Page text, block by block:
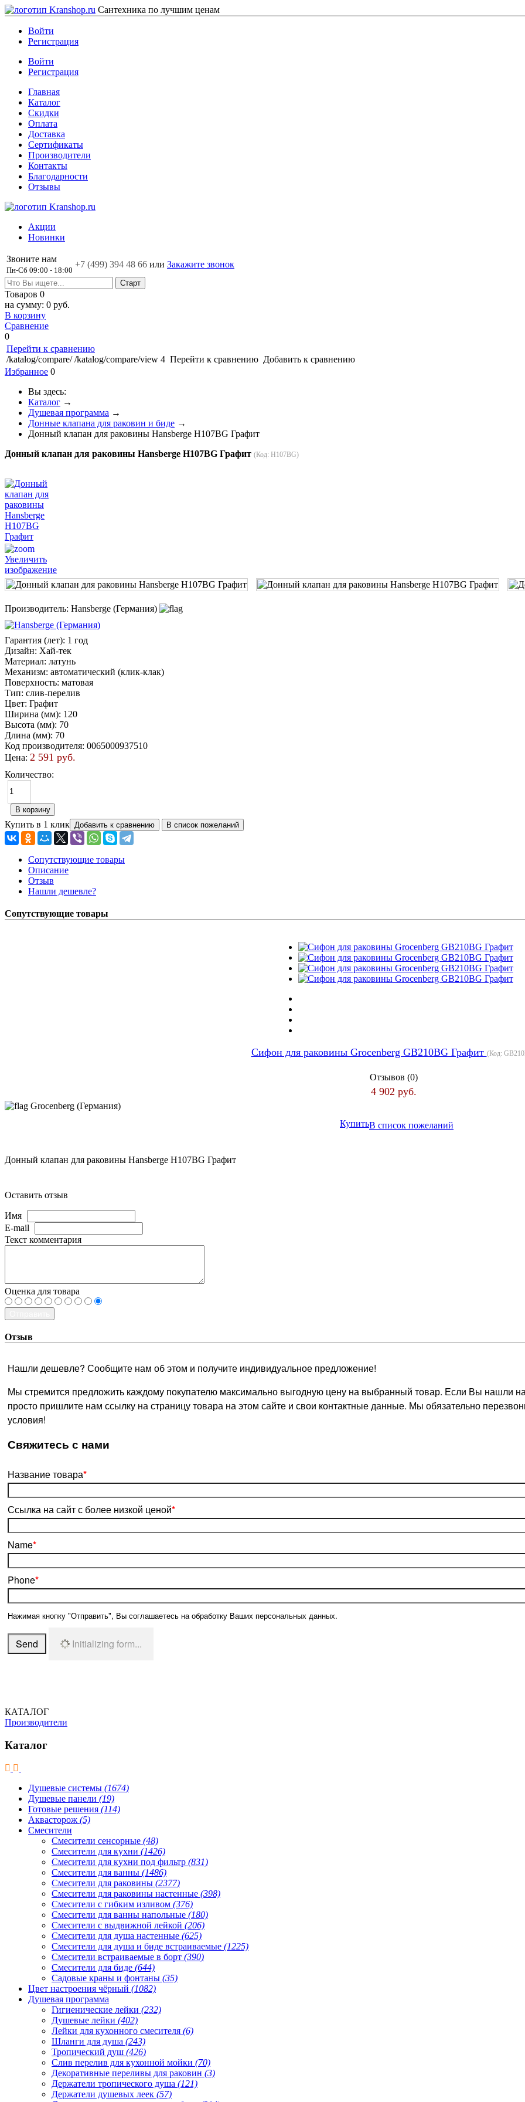
Сантехника по лучшим ценам
Войти
Регистрация
Войти
Регистрация
Главная
Каталог
Скидки
Оплата
Доставка
Сертификаты
Производители
Контакты
Благодарности
Отзывы
Акции
Новинки
Звоните нам
Пн-Сб 09:00 - 18:00
+7 (499) 394 48 66 или Закажите звонок
Товаров 0
на сумму: 0 руб.
В корзину
Сравнение
0
Перейти к сравнению
/katalog/compare/ /katalog/compare/view 4 Перейти к сравнению Добавить к сравнению
Избранное 0
Вы здесь:
Каталог →
Душевая программа →
Донные клапана для раковин и биде →
Донный клапан для раковины Hansberge H107BG Графит
Донный клапан для раковины Hansberge H107BG Графит (Код: H107BG)
Увеличить
изображение
Производитель: Hansberge (Германия)
Гарантия (лет): 1 год
Дизайн: Хай-тек
Материал: латунь
Механизм: автоматический (клик-клак)
Поверхность: матовая
Тип: слив-перелив
Цвет: Графит
Ширина (мм): 120
Высота (мм): 70
Длина (мм): 70
Код производителя: 0065000937510
Цена: 2 591 руб.
Количество:
Купить в 1 клик
Сопутствующие товары
Описание
Отзыв
Нашли дешевле?
Сопутствующие товары
Сифон для раковины Grocenberg GB210BG Графит (Код:
Отзывов (0)
4 902 руб.
Grocenberg (Германия)
КупитьВ список пожеланий
Донный клапан для раковины Hansberge H107BG Графит
Оставить отзыв
Имя
E-mail
Текст комментария
Оценка для товара
Отзыв
Нашли дешевле? Сообщите нам об этом и получите индивидуальное предложение!
Мы стремится предложить каждому покупателю максимально выгодную цену на выбранный товар. Если Вы нашли
просто пришлите нам ссылку на страницу товара на этом сайте и свои контактные данные. Мы обязательно
условия!
­Свяжитесь с нами
Название товара*
Ссылка на сайт с более низкой ценой*
Name*
Phone*
Нажимая кнопку "Отправить", Вы соглашаетесь на обработку Ваших персональных данных.
Send Initializing form...
КАТАЛОГ
Производители
Каталог
Душевые системы (1674)
Душевые панели (19)
Готовые решения (114)
Аквасторож (5)
Смесители
Смесители сенсорные (48)
Смесители для кухни (1426)
Смесители для кухни под фильтр (831)
Смесители для ванны (1486)
Смесители для раковины (2377)
Смесители для раковины настенные (398)
Смесители с гибким изливом (376)
Смесители для ванны напольные (180)
Смесители с выдвижной лейкой (206)
Смесители для душа настенные (625)
Смесители для душа и биде встраиваемые (1225)
Смесители встраиваемые в борт (390)
Смесители для биде (644)
Садовые краны и фонтаны (35)
Цвет настроения чёрный (1082)
Душевая программа
Гигиенические лейки (232)
Душевые лейки (402)
Лейки для кухонного смесителя (6)
Шланги для душа (243)
Тропический душ (426)
Слив перелив для кухонной мойки (70)
Декоративные переливы для раковин (3)
Держатели тропического душа (121)
Держатели душевых леек (57)